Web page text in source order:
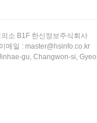
소 B1F 한신정보주식회사
메일 : master@hsinfo.co.kr
gu, Changwon-si,